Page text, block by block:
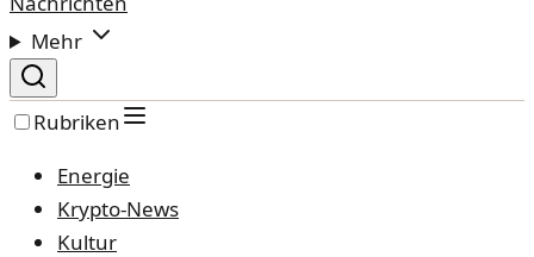
Mehr
Rubriken
Energie
Krypto-News
Kultur